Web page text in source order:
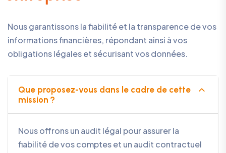
Nous garantissons la fiabilité et la transparence de vos
informations financières, répondant ainsi à vos
obligations légales et sécurisant vos données.
Que proposez-vous dans le cadre de cette
mission ?
Nous offrons un audit légal pour assurer la
fiabilité de vos comptes et un audit contractuel